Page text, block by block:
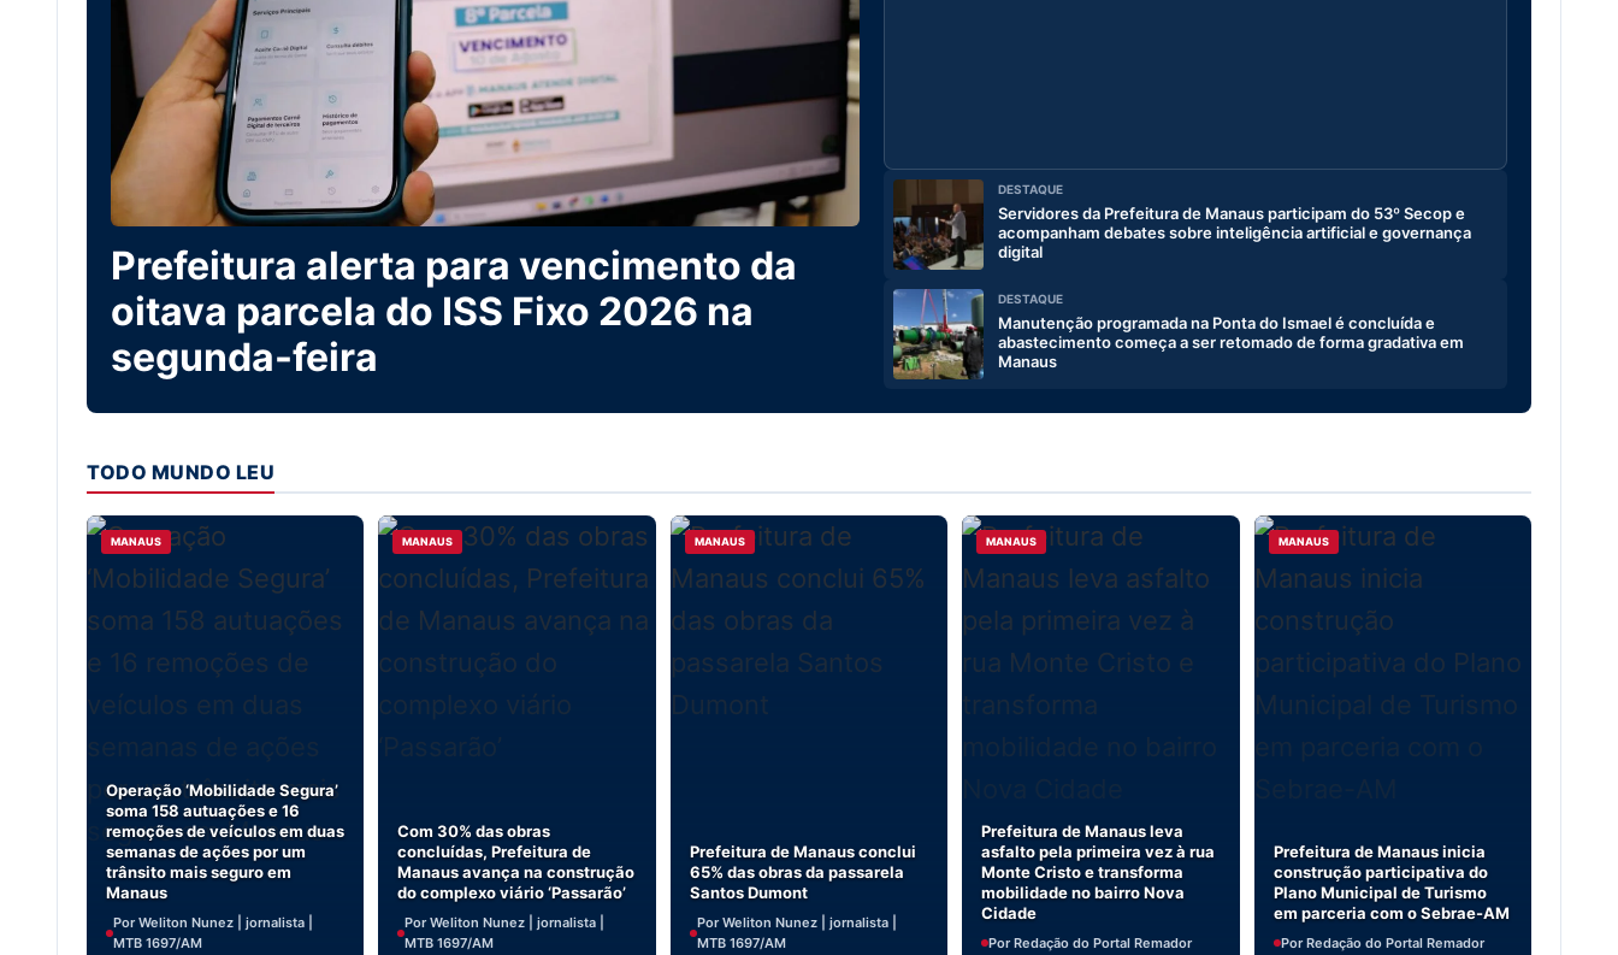
Prefeitura alerta para vencimento da
oitava parcela do ISS Fixo 2026 na
segunda-feira
DESTAQUE
Servidores da Prefeitura de Manaus participam do 53º Secop e
acompanham debates sobre inteligência artificial e governança
digital
DESTAQUE
Manutenção programada na Ponta do Ismael é concluída e
abastecimento começa a ser retomado de forma gradativa em
Manaus
TODO MUNDO LEU
MANAUS
Operação ‘Mobilidade Segura’
soma 158 autuações e 16
remoções de veículos em duas
semanas de ações por um
trânsito mais seguro em
Manaus
Por Weliton Nunez | jornalista |
MTB 1697/AM
MANAUS
Com 30% das obras
concluídas, Prefeitura de
Manaus avança na construção
do complexo viário ‘Passarão’
Por Weliton Nunez | jornalista |
MTB 1697/AM
MANAUS
Prefeitura de Manaus conclui
65% das obras da passarela
Santos Dumont
Por Weliton Nunez | jornalista |
MTB 1697/AM
MANAUS
Prefeitura de Manaus leva
asfalto pela primeira vez à rua
Monte Cristo e transforma
mobilidade no bairro Nova
Cidade
Por Redação do Portal Remador
MANAUS
Prefeitura de Manaus inicia
construção participativa do
Plano Municipal de Turismo
em parceria com o Sebrae-AM
Por Redação do Portal Remador